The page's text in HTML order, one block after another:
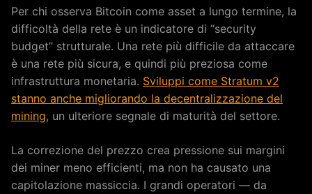
Per chi osserva Bitcoin come asset a lungo termine, la
difficoltà della rete è un indicatore di “security
budget” strutturale. Una rete più difficile da attaccare
è una rete più sicura, e quindi più preziosa come
infrastruttura monetaria. Sviluppi come Stratum v2
stanno anche migliorando la decentralizzazione del
mining, un ulteriore segnale di maturità del settore.
La correzione del prezzo crea pressione sui margini
dei miner meno efficienti, ma non ha causato una
capitolazione massiccia. I grandi operatori — da